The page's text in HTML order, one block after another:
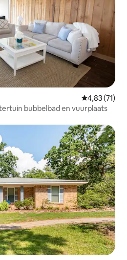
Gemiddelde
4,83 (71)
bubbelbad en vuurplaats